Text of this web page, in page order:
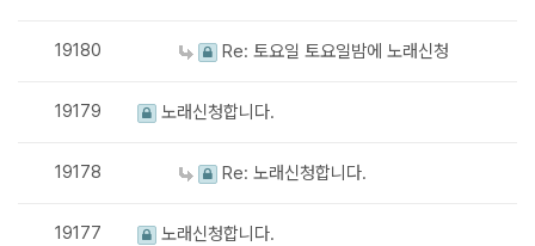
19180 Re: 토요일 토요일밤에 노래신청
19179 노래신청합니다.
19178 Re: 노래신청합니다.
19177 노래신청합니다.